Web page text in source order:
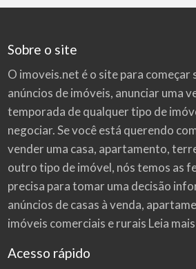
Sobre o site
O imoveis.net é o site para começar
anúncios de imóveis, anunciar uma
temporada de qualquer tipo de
negociar. Se você está querendo
vender uma casa, apartamento,
outro tipo de imóvel, nós temos as
precisa para tomar uma decisão
anúncios de casas à venda,
imóveis comerciais e rurais Leia mais
Acesso rápido